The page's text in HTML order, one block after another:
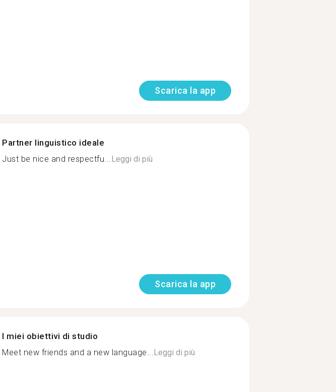
Scarica la app
Partner linguistico ideale
Just be nice and respectfu...Leggi di più
Scarica la app
I miei obiettivi di studio
Meet new friends and a new language...Leggi di più